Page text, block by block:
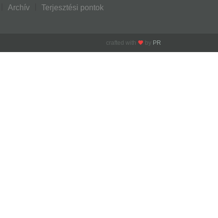
Archív Terjesztési pontok
crafted with by PR